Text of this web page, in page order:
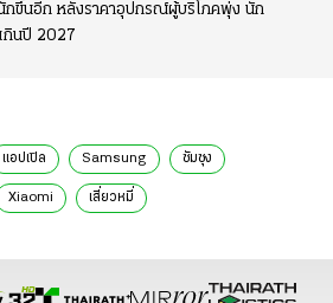
กขึ้นอีก หลังราคาอุปกรณ์ผู้บริโภคพุ่ง นัก
กินปี 2027
แอปเปิล Samsung ซัมซุง
Xiaomi เสี่ยวหมี่